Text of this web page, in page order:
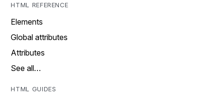
HTML REFERENCE
Elements
Global attributes
Attributes
See all…
HTML GUIDES